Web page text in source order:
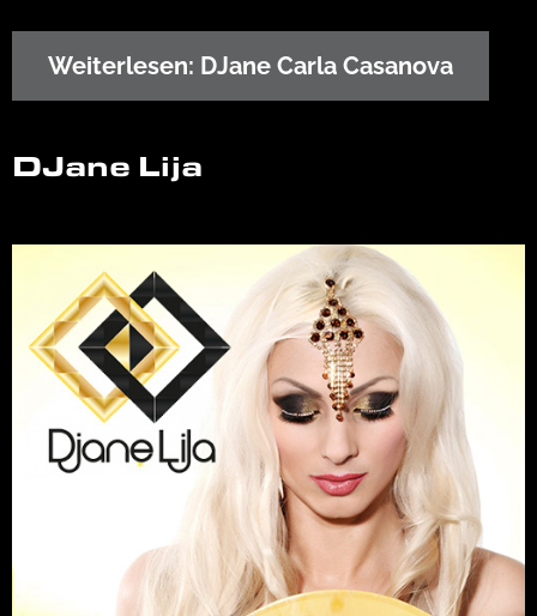
Weiterlesen: DJane Carla Casanova
DJane Lija